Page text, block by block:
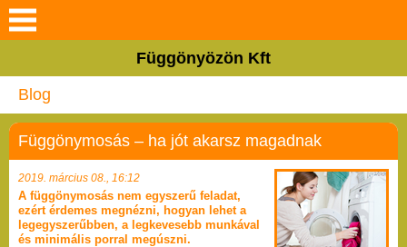
Keresés
Rólunk
Termékeink
Szolgáltatások
Galéria
Függönyözön Kft
Blog
Függönymosás – ha jót akarsz magadnak
2019. március 08., 16:12
A függönymosás nem egyszerű feladat,
ezért érdemes megnézni, hogyan lehet a
legegyszerűbben, a legkevesebb munkával
és minimális porral megúszni.